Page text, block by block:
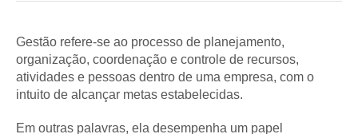
Gestão refere-se ao processo de planejamento,
organização, coordenação e controle de recursos,
atividades e pessoas dentro de uma empresa, com o
intuito de alcançar metas estabelecidas.
Em outras palavras, ela desempenha um papel